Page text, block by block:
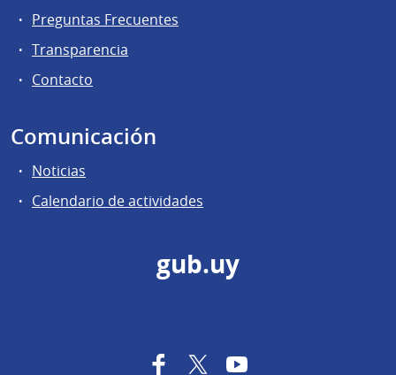
Preguntas Frecuentes
Transparencia
Contacto
Comunicación
Noticias
Calendario de actividades
gub.uy
FacebookTwitterYouTube